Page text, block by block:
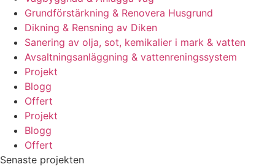
Grundförstärkning & Renovera Husgrund
Dikning & Rensning av Diken
Sanering av olja, sot, kemikalier i mark & vatten
Avsaltningsanläggning & vattenreningssystem
Projekt
Blogg
Offert
Projekt
Blogg
Offert
Senaste projekten